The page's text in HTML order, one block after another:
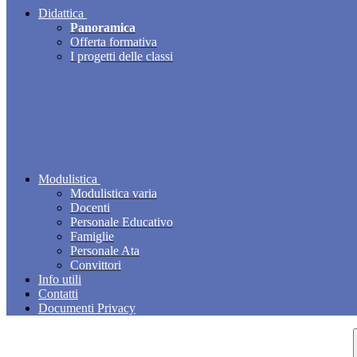
Didattica
Panoramica
Offerta formativa
I progetti delle classi
Modulistica
Modulistica varia
Docenti
Personale Educativo
Famiglie
Personale Ata
Convittori
Info utili
Contatti
Documenti Privacy